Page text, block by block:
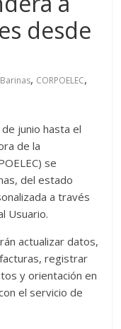
desde
Barinas, CORPOELEC,
junio hasta el
de la
se
del estado
a través
Usuario.
actualizar datos,
registrar
y orientación en
el servicio de